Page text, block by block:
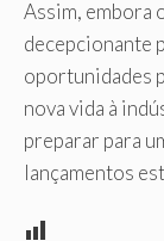
Assim, embora
decepcionante
oportunidades
nova vida à
preparar para
lançamentos